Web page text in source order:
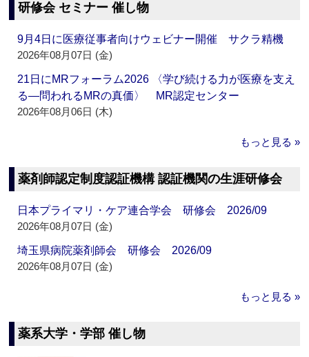
研修会 セミナー 催し物
9月4日に医療従事者向けウェビナー開催 サクラ精機
2026年08月07日 (金)
21日にMRフォーラム2026 〈学び続ける力が医療を支え
る―問われるMRの真価〉 MR認定センター
2026年08月06日 (木)
もっと見る »
薬剤師認定制度認証機構 認証機関の生涯研修会
日本プライマリ・ケア連合学会 研修会 2026/09
2026年08月07日 (金)
埼玉県病院薬剤師会 研修会 2026/09
2026年08月07日 (金)
もっと見る »
薬系大学・学部 催し物